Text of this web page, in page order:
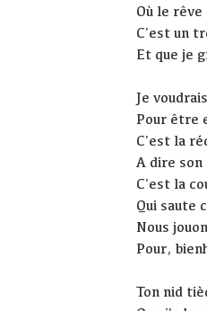
Où le
C'est un
Et que je
Je
Pour être
C'est la
A dire son
C'est la
Qui saute
Nous
Pour,
Ton nid